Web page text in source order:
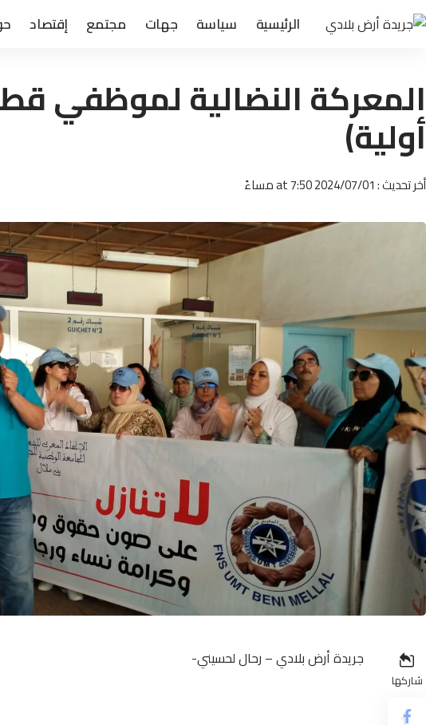
الرئيسية سياسة جهات مجتمع إقتصاد
المعركة النضالية لموظفي
أولية)
أخر تحديث : 2024/07/01 at 7:50 مساءً
شاركها
جريدة أرض بلادي – رحال لحسيني-